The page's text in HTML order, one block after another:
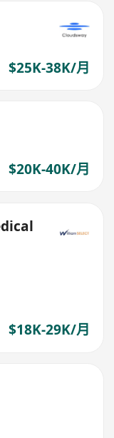
$25K-38K/月
$20K-40K/月
$18K-29K/月